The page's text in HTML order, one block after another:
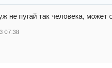
не пугай так человека, может
07:38